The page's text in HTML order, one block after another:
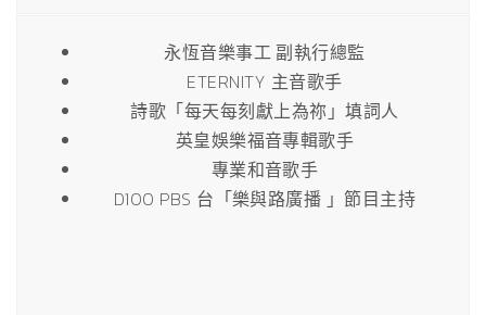
永恆音樂事工 副執行總監
ETERNITY 主音歌手
詩歌「每天每刻獻上為祢」填詞人
英皇娛樂福音專輯歌手
專業和音歌手
D100 PBS 台「樂與路廣播 」節目主持